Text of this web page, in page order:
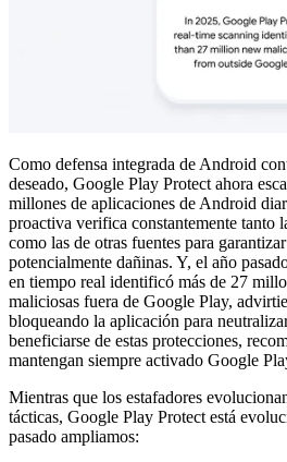
Como defensa integrada de Android
deseado, Google Play Protect ahora
millones de aplicaciones de Android
proactiva verifica constantemente tanto
como las de otras fuentes para
potencialmente dañinas. Y, el año
en tiempo real identificó más de 27
maliciosas fuera de Google Play,
bloqueando la aplicación para
beneficiarse de estas protecciones,
mantengan siempre activado Google
Mientras que los estafadores
tácticas, Google Play Protect está
pasado ampliamos: